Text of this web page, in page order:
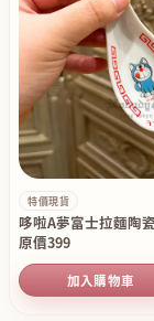
特價現貨
哆啦A夢富士拉麵陶
原價399
加入購物車